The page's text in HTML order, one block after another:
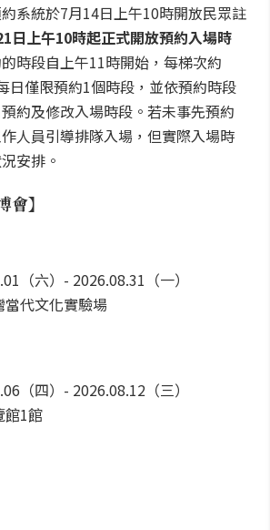
系統於7月14日上午10時開放民眾註
日上午10時起正式開放預約入場時
時段自上午11時開始，每梯次約
日僅限預約1個時段，並依預約時段
約及修改入場時段。若未事先預約
人員引導排隊入場，但實際入場時
安排。
會】
（六）- 2026.08.31（一）
代文化實驗場
（四）- 2026.08.12（三）
館1館